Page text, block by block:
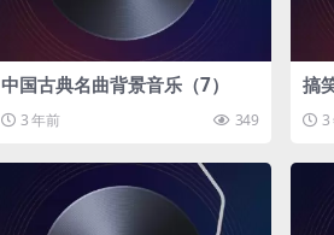
中国古典名曲背景音乐（7）
3 年前 349
搞
3